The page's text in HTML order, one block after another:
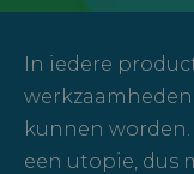
In iedere
kunnen worden.
een utopie, dus